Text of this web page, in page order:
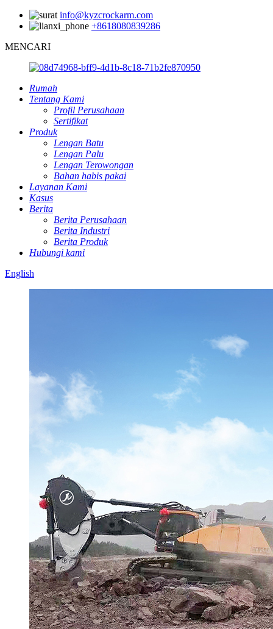
info@kyzcrockarm.com
+8618080839286
MENCARI
Rumah
Tentang Kami
Profil Perusahaan
Sertifikat
Produk
Lengan Batu
Lengan Palu
Lengan Terowongan
Bahan habis pakai
Layanan Kami
Kasus
Berita
Berita Perusahaan
Berita Industri
Berita Produk
Hubungi kami
English